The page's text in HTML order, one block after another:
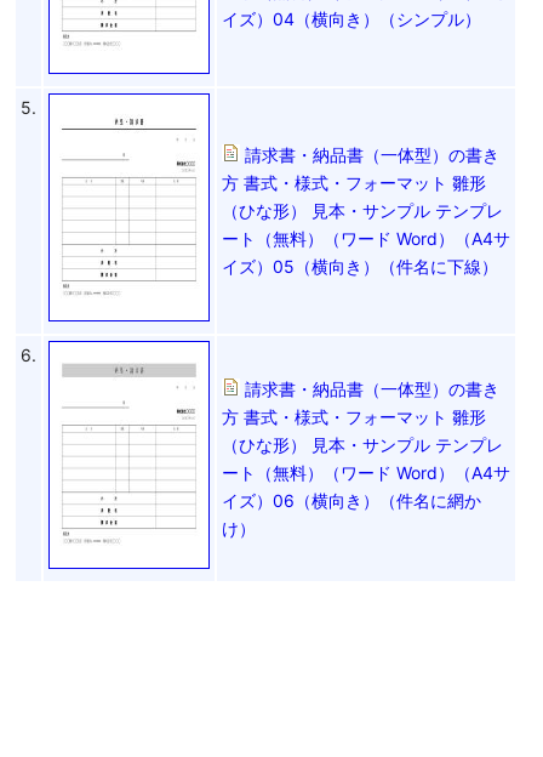
イズ）04（横向き）（シンプル）
5.
請求書・納品書（一体型）の書き
方 書式・様式・フォーマット 雛形
（ひな形） 見本・サンプル テンプレ
ート（無料）（ワード Word）（A4サ
イズ）05（横向き）（件名に下線）
6.
請求書・納品書（一体型）の書き
方 書式・様式・フォーマット 雛形
（ひな形） 見本・サンプル テンプレ
ート（無料）（ワード Word）（A4サ
イズ）06（横向き）（件名に網か
け）